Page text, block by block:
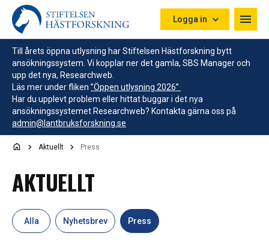
Hoppa till innehåll
Logga in
Till årets öppna utlysning har Stiftelsen Hästforskning bytt
ansökningssystem. Vi kopplar ner det gamla, SBS Manager och
upp det nya, Researchweb.
Läs mer under fliken ”Öppen utlysning 2026”
Har du upplevt problem eller hittat buggar i det nya
ansökningssystemet Researchweb? Kontakta gärna oss på
admin@lantbruksforskning.se
Aktuellt Press
AKTUELLT
Alla Nyhetsbrev Press